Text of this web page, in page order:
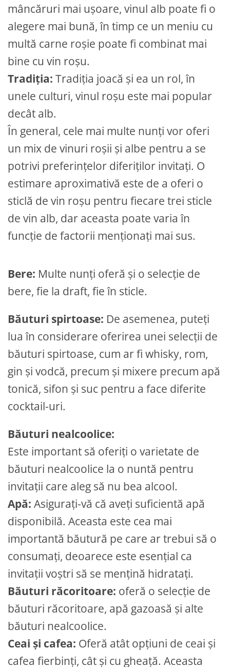
mâncăruri mai ușoare, vinul alb poate fi o
alegere mai bună, în timp ce un meniu cu
multă carne roșie poate fi combinat mai
bine cu vin roșu.
Tradiția: Tradiția joacă și ea un rol, în
unele culturi, vinul roșu este mai popular
decât alb.
În general, cele mai multe nunți vor oferi
un mix de vinuri roșii și albe pentru a se
potrivi preferințelor diferiților invitați. O
estimare aproximativă este de a oferi o
sticlă de vin roșu pentru fiecare trei sticle
de vin alb, dar aceasta poate varia în
funcție de factorii menționați mai sus.
Bere: Multe nunți oferă și o selecție de
bere, fie la draft, fie în sticle.
Băuturi spirtoase: De asemenea, puteți
lua în considerare oferirea unei selecții de
băuturi spirtoase, cum ar fi whisky, rom,
gin și vodcă, precum și mixere precum apă
tonică, sifon și suc pentru a face diferite
cocktail-uri.
Băuturi nealcoolice:
Este important să oferiți o varietate de
băuturi nealcoolice la o nuntă pentru
invitații care aleg să nu bea alcool.
Apă: Asigurați-vă că aveți suficientă apă
disponibilă. Aceasta este cea mai
importantă băutură pe care ar trebui să o
consumați, deoarece este esențial ca
invitații voștri să se mențină hidratați.
Băuturi răcoritoare: oferă o selecție de
băuturi răcoritoare, apă gazoasă și alte
băuturi nealcoolice.
Ceai și cafea: Oferă atât opțiuni de ceai și
cafea fierbinți, cât și cu gheață. Aceasta